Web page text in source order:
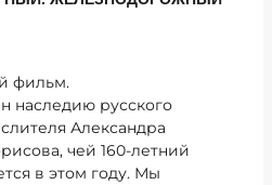
фильм.
наследию русского
Александра
чей 160-летний
в этом году. Мы